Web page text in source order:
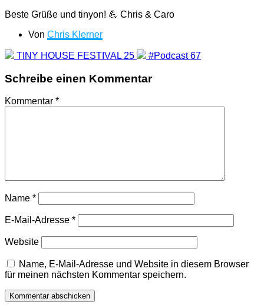
Beste Grüße und tinyon! 💪 Chris & Caro
Von Chris Klerner
TINY HOUSE FESTIVAL 25 #Podcast 67
Schreibe einen Kommentar
Kommentar *
Name *
E-Mail-Adresse *
Website
Name, E-Mail-Adresse und Website in diesem Browser
für meinen nächsten Kommentar speichern.